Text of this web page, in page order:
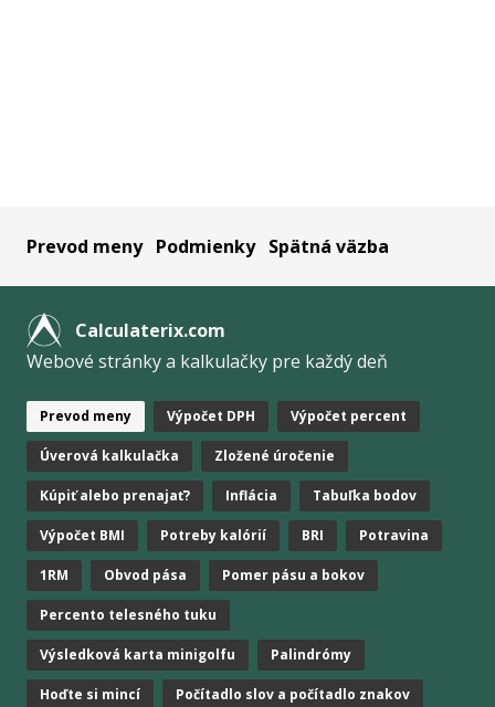
Prevod meny Podmienky Spätná väzba
Calculaterix.com
Webové stránky a kalkulačky pre každý deň
Prevod meny Výpočet DPH Výpočet percent
Úverová kalkulačka Zložené úročenie
Kúpiť alebo prenajať? Inflácia Tabuľka bodov
Výpočet BMI Potreby kalórií BRI Potravina
1RM Obvod pása Pomer pásu a bokov
Percento telesného tuku
Výsledková karta minigolfu Palindrómy
Hoďte si mincí Počítadlo slov a počítadlo znakov